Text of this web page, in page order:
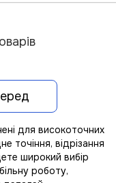
для високоточних
точіння, відрізання
широкий вибір
роботу,